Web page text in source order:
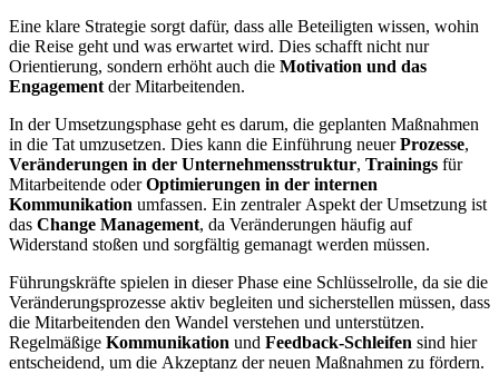
Eine klare Strategie sorgt dafür, dass alle Beteiligten wissen, wohin
die Reise geht und was erwartet wird. Dies schafft nicht nur
Orientierung, sondern erhöht auch die Motivation und das
Engagement der Mitarbeitenden.
In der Umsetzungsphase geht es darum, die geplanten Maßnahmen
in die Tat umzusetzen. Dies kann die Einführung neuerProzesse,
Veränderungen in der Unternehmensstruktur, Trainings für
Mitarbeitende oderOptimierungen in der internen
Kommunikation umfassen. Ein zentraler Aspekt der Umsetzung ist
das Change Management, da Veränderungen häufig auf
Widerstand stoßen und sorgfältig gemanagt werden müssen.
Führungskräfte spielen in dieser Phase eine Schlüsselrolle, da sie die
Veränderungsprozesse aktiv begleiten und sicherstellen müssen, dass
die Mitarbeitenden den Wandel verstehen und unterstützen.
Regelmäßige Kommunikation und Feedback-Schleifen sind hier
entscheidend, um die Akzeptanz der neuen Maßnahmen zu fördern.